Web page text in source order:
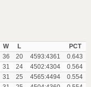
W L
PCT
36 20 4593:4361
0.643
31 24 4502:4304
0.564
31 25 4565:4494
0.554